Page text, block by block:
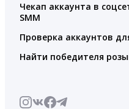
Чекап аккаунта в
SMM
Проверка аккаунтов
Найти победителя